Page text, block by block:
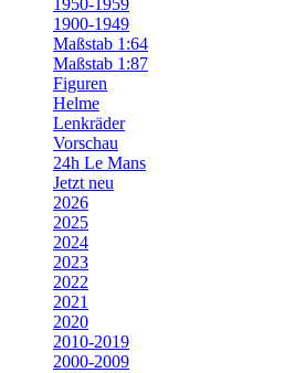
1950-1959
1900-1949
Maßstab 1:64
Maßstab 1:87
Figuren
Helme
Lenkräder
Vorschau
24h Le Mans
Jetzt neu
2026
2025
2024
2023
2022
2021
2020
2010-2019
2000-2009